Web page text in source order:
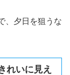
、夕日を狙うな
れいに見え